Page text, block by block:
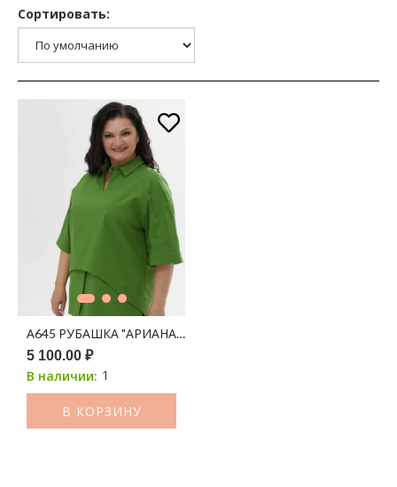
Сортировать:
А645 РУБАШКА "АРИАНА" ТЕМНАЯ ОЛИВА
5 100.00 ₽
В наличии: 1
В КОРЗИНУ